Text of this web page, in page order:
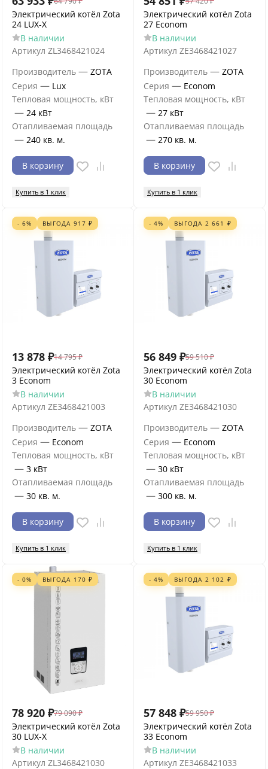
Электрический котёл Zota
24 LUX-X
В наличии
Артикул ZL3468421024
Производитель — ZOTA
Серия — Lux
Тепловая мощность, кВт
— 24 кВт
Отапливаемая площадь
— 240 кв. м.
В корзину
Купить в 1 клик
Электрический котёл Zota
27 Econom
В наличии
Артикул ZE3468421027
Производитель — ZOTA
Серия — Econom
Тепловая мощность, кВт
— 27 кВт
Отапливаемая площадь
— 270 кв. м.
В корзину
Купить в 1 клик
- 6% ВЫГОДА 917 ₽
13 878 ₽14 795 ₽
Электрический котёл Zota
3 Econom
В наличии
Артикул ZE3468421003
Производитель — ZOTA
Серия — Econom
Тепловая мощность, кВт
— 3 кВт
Отапливаемая площадь
— 30 кв. м.
В корзину
Купить в 1 клик
- 4% ВЫГОДА 2 661 ₽
56 849 ₽59 510 ₽
Электрический котёл Zota
30 Econom
В наличии
Артикул ZE3468421030
Производитель — ZOTA
Серия — Econom
Тепловая мощность, кВт
— 30 кВт
Отапливаемая площадь
— 300 кв. м.
В корзину
Купить в 1 клик
- 0% ВЫГОДА 170 ₽
78 920 ₽79 090 ₽
Электрический котёл Zota
30 LUX-X
В наличии
Артикул ZL3468421030
- 4% ВЫГОДА 2 102 ₽
57 848 ₽59 950 ₽
Электрический котёл Zota
33 Econom
В наличии
Артикул ZE3468421033